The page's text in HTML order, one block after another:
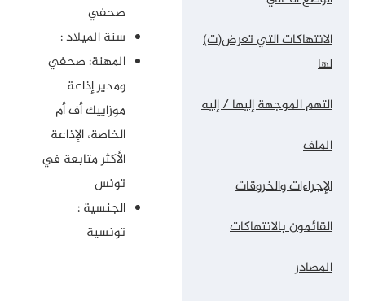
الانتهاكات التي تعرض(ت)
لها
التهم الموجهة إليها / إليه
الملف
الإجراءات والخروقات
القائمون بالانتهاكات
المصادر
صحفي
سنة الميلاد :
المهنة: صحفي
ومدير إذاعة
موزاييك أف أم
الخاصة، الإذاعة
الأكثر متابعة في
تونس
الجنسية :
تونسية